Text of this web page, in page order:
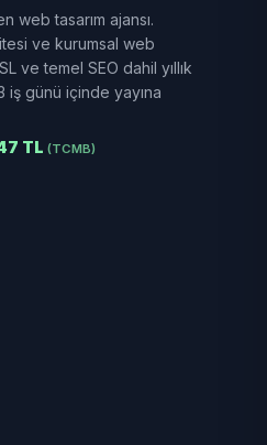
web tasarım ajansı.
ve kurumsal web
ve temel SEO dahil yıllık
iş günü içinde yayına
TL (TCMB)